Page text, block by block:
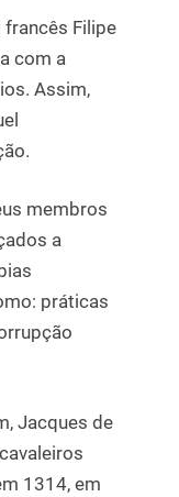
francês Filipe
com a
Assim,
membros
a
práticas
Jacques de
1314, em